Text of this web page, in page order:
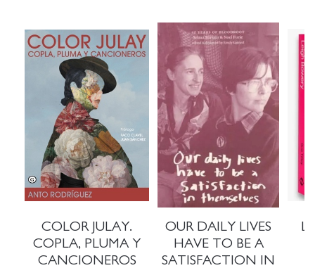
COLOR JULAY.
COPLA, PLUMA Y
CANCIONEROS
OUR DAILY LIVES
HAVE TO BE A
SATISFACTION IN